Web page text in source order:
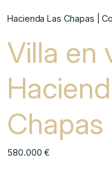
Hacienda Las Chapas |
Villa en
Chapas
580.000 €